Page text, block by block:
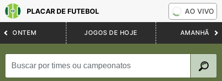
PLACAR DE FUTEBOL AO VIVO
ONTEM JOGOS DE HOJE AMANHÃ